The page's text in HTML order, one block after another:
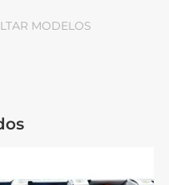
MODELOS